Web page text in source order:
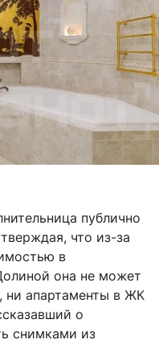
публично
что из-за
в
она не может
ни апартаменты в ЖК
о
снимками из